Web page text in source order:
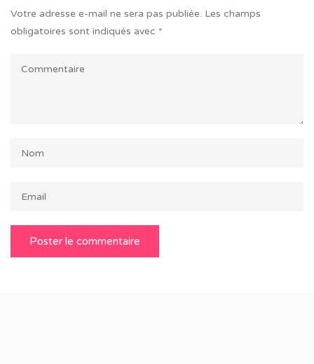
Votre adresse e-mail ne sera pas publiée. Les champs
obligatoires sont indiqués avec *